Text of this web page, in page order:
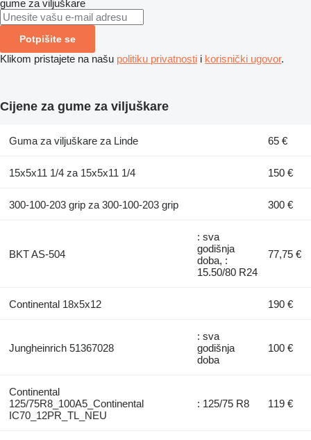
gume za viljuškare
Potpišite se
Klikom pristajete na našu politiku privatnosti i korisnički ugovor.
Cijene za gume za viljuškare
Guma za viljuškare za Linde 65 €
15x5x11 1/4 za 15x5x11 1/4 150 €
300-100-203 grip za 300-100-203 grip 300 €
BKT AS-504
: sva
godišnja
doba, :
15.50/80 R24
77,75 €
Continental 18x5x12 190 €
Jungheinrich 51367028
: sva
godišnja
doba
100 €
Continental
125/75R8_100A5_Continental
IC70_12PR_TL_NEU
: 125/75 R8 119 €